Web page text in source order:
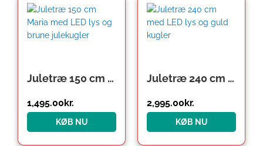
Juletræ 150 cm Maria med LED lys og brune julekugler
1,495.00kr.
KØB NU
Juletræ 240 cm med LED lys og guld kugler
2,995.00kr.
KØB NU